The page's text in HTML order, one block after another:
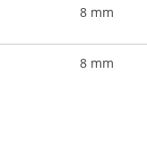
8 mm
8 mm